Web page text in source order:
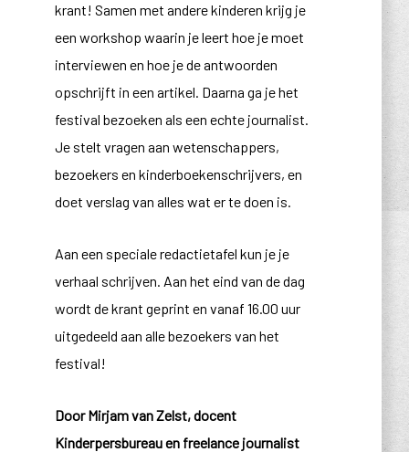
krant! Samen met andere kinderen krijg je
een workshop waarin je leert hoe je moet
interviewen en hoe je de antwoorden
opschrijft in een artikel. Daarna ga je het
festival bezoeken als een echte journalist.
Je stelt vragen aan wetenschappers,
bezoekers en kinderboekenschrijvers, en
doet verslag van alles wat er te doen is.
Aan een speciale redactietafel kun je je
verhaal schrijven. Aan het eind van de dag
wordt de krant geprint en vanaf 16.00 uur
uitgedeeld aan alle bezoekers van het
festival!
Door Mirjam van Zelst, docent
Kinderpersbureau en freelance journalist